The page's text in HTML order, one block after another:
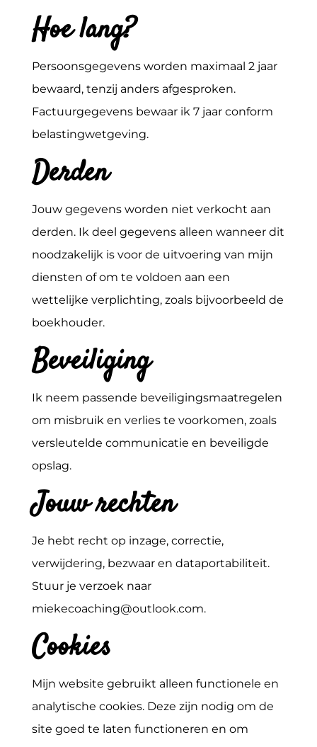
Hoe lang?
Persoonsgegevens worden maximaal 2 jaar
bewaard, tenzij anders afgesproken.
Factuurgegevens bewaar ik 7 jaar conform
belastingwetgeving.
Derden
Jouw gegevens worden niet verkocht aan
derden. Ik deel gegevens alleen wanneer dit
noodzakelijk is voor de uitvoering van mijn
diensten of om te voldoen aan een
wettelijke verplichting, zoals bijvoorbeeld de
boekhouder.
Beveiliging
Ik neem passende beveiligingsmaatregelen
om misbruik en verlies te voorkomen, zoals
versleutelde communicatie en beveiligde
opslag.
Jouw rechten
Je hebt recht op inzage, correctie,
verwijdering, bezwaar en dataportabiliteit.
Stuur je verzoek naar
miekecoaching@outlook.com.
Cookies
Mijn website gebruikt alleen functionele en
analytische cookies. Deze zijn nodig om de
site goed te laten functioneren en om